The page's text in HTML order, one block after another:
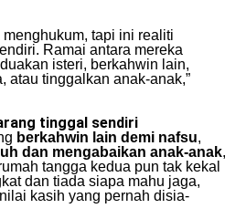
menghukum, tapi ini realiti
Ramai antara mereka
isteri, berkahwin lain,
atau tinggalkan anak-anak,”
tinggal sendiri
berkahwin lain demi nafsu,
dan mengabaikan anak-anak,
tangga kedua pun tak kekal
dan tiada siapa mahu jaga,
kasih yang pernah disia-